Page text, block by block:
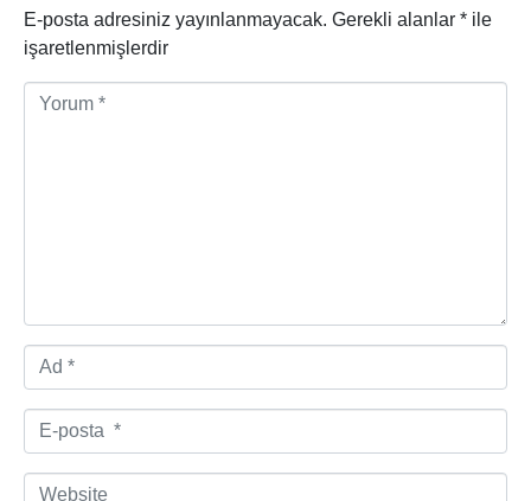
E-posta adresiniz yayınlanmayacak. Gerekli alanlar * ile
işaretlenmişlerdir
d
*
-
pW